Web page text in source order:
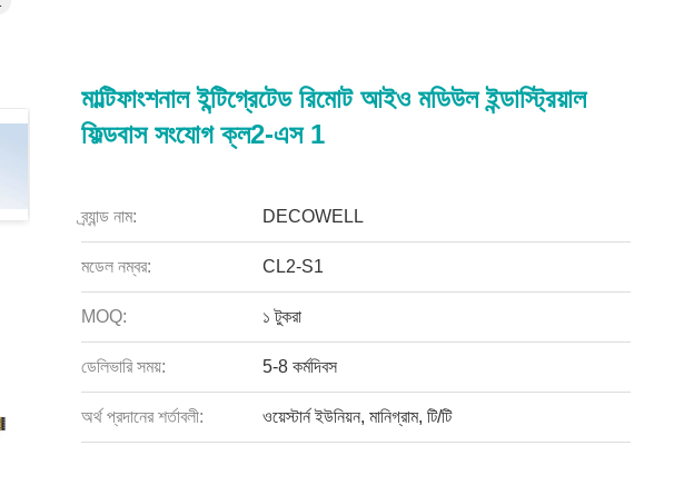
মাল্টিফাংশনাল ইন্টিগ্রেটেড রিমোট আইও মডিউল ইন্ডাস্ট্রিয়াল
ফিল্ডবাস সংযোগ ক্ল2-এস 1
ব্র্যান্ড নাম: DECOWELL
মডেল নম্বর: CL2-S1
MOQ: ১ টুকরা
ডেলিভারি সময়: 5-8 কর্মদিবস
অর্থ প্রদানের শর্তাবলী: ওয়েস্টার্ন ইউনিয়ন, মানিগ্রাম, টি/টি